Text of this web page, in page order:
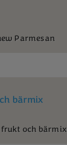
Parmesan
och bärmix